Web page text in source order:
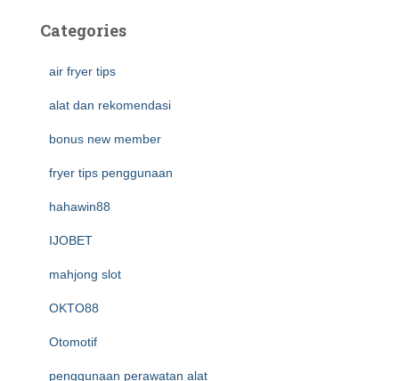
Categories
air fryer tips
alat dan rekomendasi
bonus new member
fryer tips penggunaan
hahawin88
IJOBET
mahjong slot
OKTO88
Otomotif
penggunaan perawatan alat